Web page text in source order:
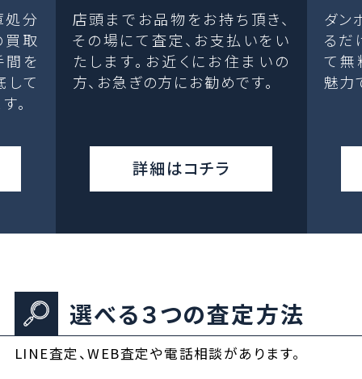
処分
取
間を
して
。
店頭までお品物をお持ち頂き、
その場にて査定、お支払いをい
たします。お近くにお住まいの
方、お急ぎの方にお勧めです。
詳細はコチラ
ダン
るだ
て無
魅力
選べる３つの査定方法
LINE査定、WEB査定や電話相談があります。